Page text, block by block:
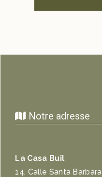
Notre adresse
La Casa Buil
14, Calle Santa Barbara